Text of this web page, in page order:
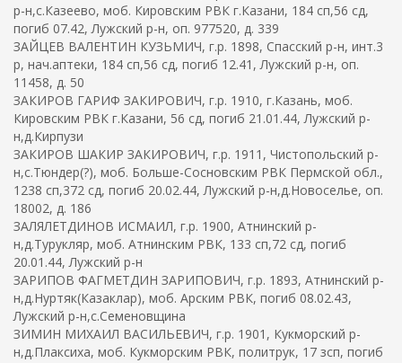
р-н,с.Казеево, моб. Кировским РВК г.Казани, 184 сп,56 сд,
погиб 07.42, Лужский р-н, оп. 977520, д. 339
ЗАЙЦЕВ ВАЛЕНТИН КУЗЬМИЧ, г.р. 1898, Спасский р-н, инт.3
р, нач.аптеки, 184 сп,56 сд, погиб 12.41, Лужский р-н, оп.
11458, д. 50
ЗАКИРОВ ГАРИФ ЗАКИРОВИЧ, г.р. 1910, г.Казань, моб.
Кировским РВК г.Казани, 56 сд, погиб 21.01.44, Лужский р-
н,д.Кирпузи
ЗАКИРОВ ШАКИР ЗАКИРОВИЧ, г.р. 1911, Чистопольский р-
н,с.Тюндер(?), моб. Больше-Сосновским РВК Пермской обл.,
1238 сп,372 сд, погиб 20.02.44, Лужский р-н,д.Новоселье, оп.
18002, д. 186
ЗАЛЯЛЕТДИНОВ ИСМАИЛ, г.р. 1900, Атнинский р-
н,д.Турукляр, моб. Атнинским РВК, 133 сп,72 сд, погиб
20.01.44, Лужский р-н
ЗАРИПОВ ФАГМЕТДИН ЗАРИПОВИЧ, г.р. 1893, Атнинский р-
н,д.Нуртяк(Казаклар), моб. Арским РВК, погиб 08.02.43,
Лужский р-н,с.Семеновщина
ЗИМИН МИХАИЛ ВАСИЛЬЕВИЧ, г.р. 1901, Кукморский р-
н,д.Плаксиха, моб. Кукморским РВК, политрук, 17 зсп, погиб